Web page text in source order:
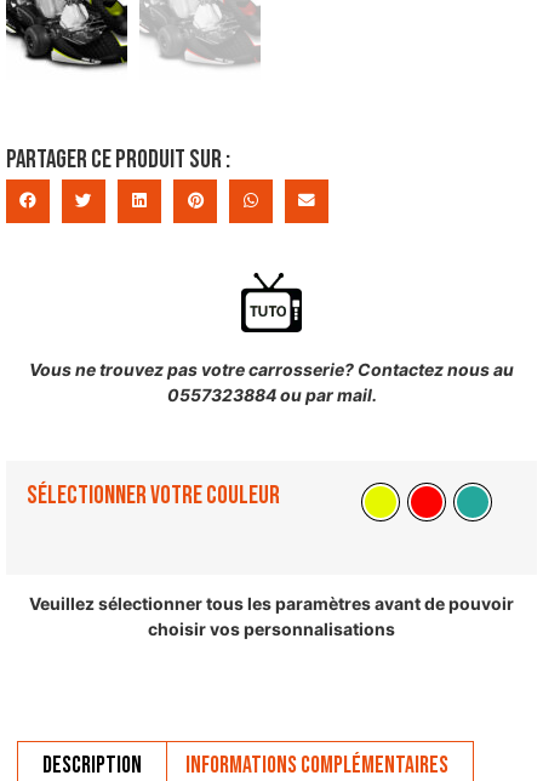
Partager ce produit sur :
Vous ne trouvez pas votre carrosserie? Contactez nous au
0557323884 ou par mail.
Sélectionner votre couleur
Veuillez sélectionner tous les paramètres avant de pouvoir
choisir vos personnalisations
Description Informations complémentaires